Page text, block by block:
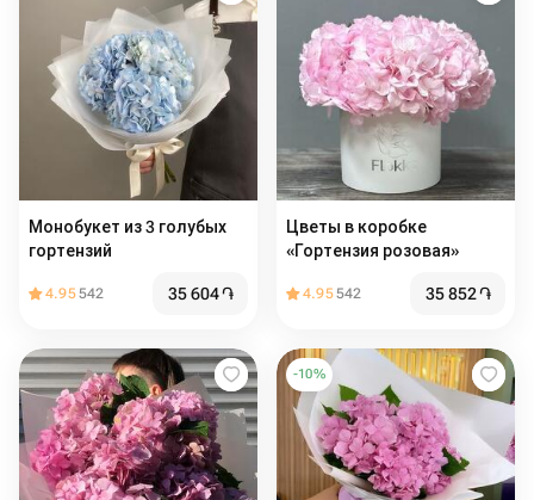
Монобукет из 3 голубых
гортензий
4.95542 35 604֏
Цветы в коробке
«Гортензия розовая»
4.95542 35 852֏
-10%